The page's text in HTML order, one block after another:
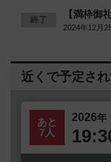
終了 【満枠御
2024年12月
近くで予定さ
あと
7人
2026年